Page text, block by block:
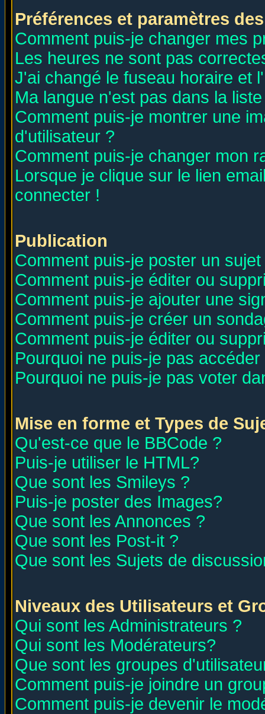
Préférences et paramètres
Comment puis-je changer mes
Les heures ne sont pas
J'ai changé le fuseau horaire et
Ma langue n'est pas dans la
Comment puis-je montrer une
d'utilisateur ?
Comment puis-je changer mon
Lorsque je clique sur le lien
connecter !
Publication
Comment puis-je poster un
Comment puis-je éditer ou
Comment puis-je ajouter une
Comment puis-je créer un
Comment puis-je éditer ou
Pourquoi ne puis-je pas
Pourquoi ne puis-je pas voter
Mise en forme et Types de
Qu'est-ce que le BBCode ?
Puis-je utiliser le HTML?
Que sont les Smileys ?
Puis-je poster des Images?
Que sont les Annonces ?
Que sont les Post-it ?
Que sont les Sujets de
Niveaux des Utilisateurs et
Qui sont les Administrateurs ?
Qui sont les Modérateurs?
Que sont les groupes
Comment puis-je joindre un
Comment puis-je devenir le